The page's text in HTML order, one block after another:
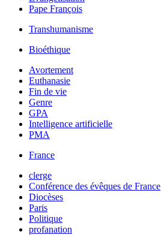
Pape François
Transhumanisme
Bioéthique
Avortement
Euthanasie
Fin de vie
Genre
GPA
Intelligence artificielle
PMA
France
clerge
Conférence des évêques de France
Diocèses
Paris
Politique
profanation